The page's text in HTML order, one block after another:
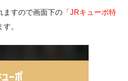
ますので画面下の 「JRキューポ特
す。